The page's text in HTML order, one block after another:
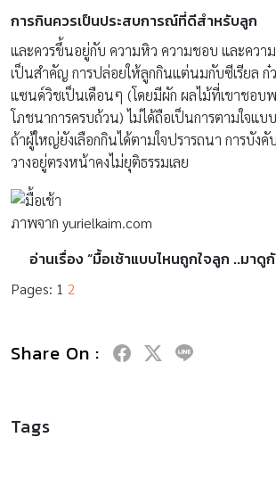
การกินควรเป็นประสบการณ์ที่ดีสำหรับลูก
และควรขึ้นอยู่กับ ความหิว ความชอบ และความ
เป็นสำคัญ การปล่อยให้ลูกกินแต่นมกับซีเรียล ก๋
แซนด์วิชเป็นเดือนๆ (โดยมีผัก ผลไม้ที่เขาชอบ
โภชนาการครบถ้วน) ไม่ได้ถือเป็นการตามใจแบ
ถ้าผู้ใหญ่ยังเลือกกินได้ตามใจปรารถนา การบังคั
วางอยู่ตรงหน้าคงไม่ยุติธรรมเลย
ภาพจาก yurielkaim.com
อ่านเรื่อง “มื้อเช้าแบบไหนถูกใจลูก ..มาดู
Pages: 1 2
Share On :
Tags